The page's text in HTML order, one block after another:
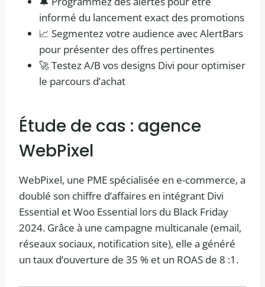
informé du lancement exact des promotions
📈 Segmentez votre audience avec AlertBars
pour présenter des offres pertinentes
🚀 Testez A/B vos designs Divi pour optimiser
le parcours d’achat
Étude de cas : agence
WebPixel
WebPixel, une PME spécialisée en e-commerce, a
doublé son chiffre d’affaires en intégrant Divi
Essential et Woo Essential lors du Black Friday
2024. Grâce à une campagne multicanale (email,
réseaux sociaux, notification site), elle a généré
un taux d’ouverture de 35 % et un ROAS de 8 :1.